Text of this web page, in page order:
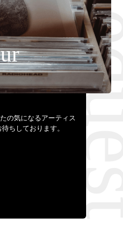
の気になるアーティス
ちしております。